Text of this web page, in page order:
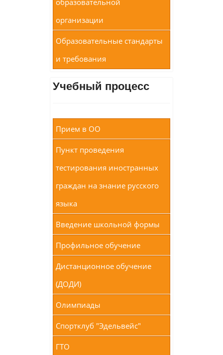
образовательной
организации
Образовательные стандарты
и требования
Учебный процесс
Прием в ОО
Пункт проведения
тестирования иностранных
граждан на знание русского
языка
Введение школьной формы
Профильное обучение
Дистанционное обучение
(ДОДИ)
Олимпиады
Спортклуб "Эдельвейс"
ГТО